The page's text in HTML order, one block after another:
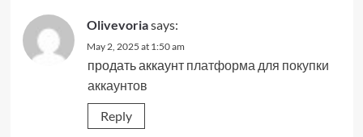
Olivevoriasays:
May 2, 2025 at 1:50 am
продать аккаунт платформа для покупки
аккаунтов
Reply